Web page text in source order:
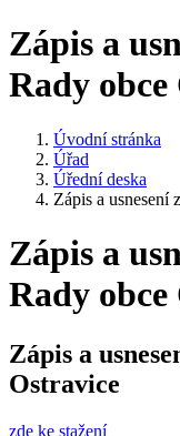
Zápis a
Rady
Úvodní stránka
Úřad
Úřední deska
Zápis a usnesení
Zápis a
Rady
Zápis a
Ostravice
zde ke stažení